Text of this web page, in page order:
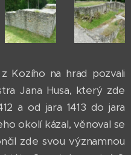
Kozího na hrad pozvali
Jana Husa, který zde
a od jara 1413 do jara
okolí kázal, věnoval se
zde svou významnou